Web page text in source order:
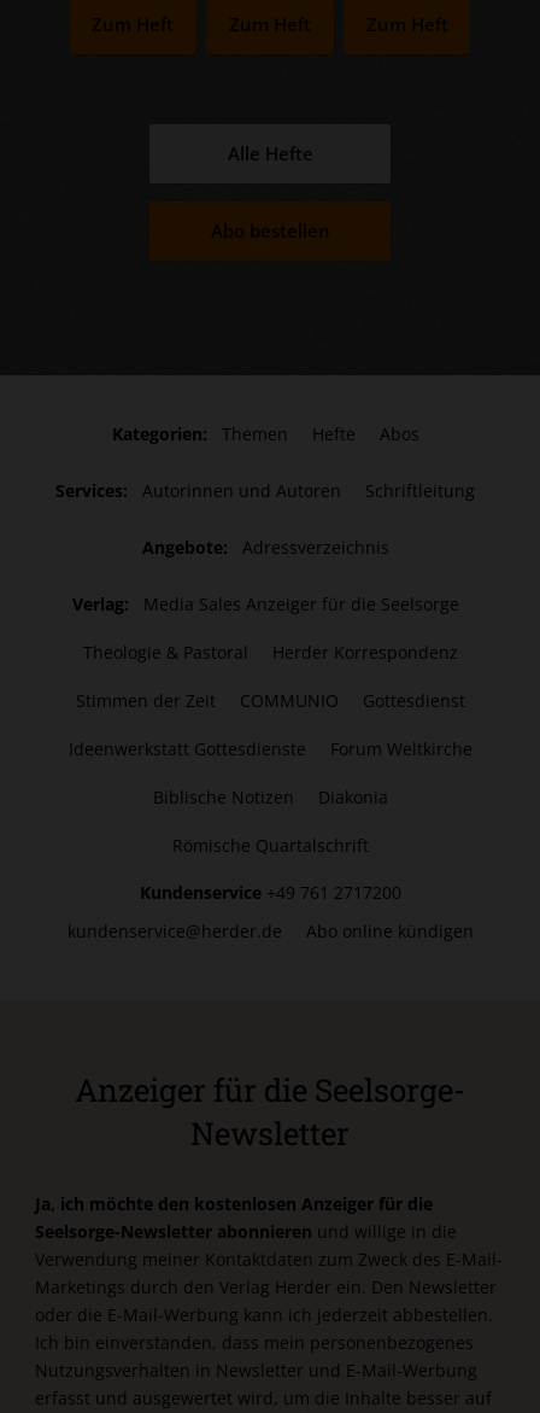
Zum Heft Zum Heft Zum Heft
Alle Hefte
Abo bestellen
Kategorien: Themen Hefte Abos
Services: Autorinnen und Autoren Schriftleitung
Angebote: Adressverzeichnis
Verlag: Media Sales Anzeiger für die Seelsorge
Theologie & Pastoral Herder Korrespondenz
Stimmen der Zeit COMMUNIO Gottesdienst
Ideenwerkstatt Gottesdienste Forum Weltkirche
Biblische Notizen Diakonia
Römische Quartalschrift
Kundenservice +49 761 2717200
kundenservice@herder.de
Abo online kündigen
Anzeiger für die Seelsorge-
Newsletter
Ja, ich möchte den kostenlosen Anzeiger für die
Seelsorge-Newsletter abonnieren und willige in die
Verwendung meiner Kontaktdaten zum Zweck des E-Mail-
Marketings durch den Verlag Herder ein. Den Newsletter
oder die E-Mail-Werbung kann ich jederzeit abbestellen.
Ich bin einverstanden, dass mein personenbezogenes
Nutzungsverhalten in Newsletter und E-Mail-Werbung
erfasst und ausgewertet wird, um die Inhalte besser auf